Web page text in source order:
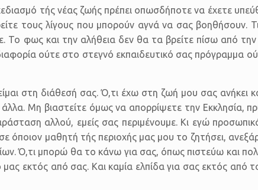
τής νέας ζωής πρέπει οπωσδήποτε να έχετε
τους λίγους που μπορούν αγνά να σας βοηθήσουν.
Το φως και την αλήθεια δεν θα τα βρείτε πίσω από
ούτε στο στεγνό εκπαιδευτικό σας πρόγραμμα
στη διάθεσή σας. Ό,τι έχω στη ζωή μου σας ανήκει
Μη βιαστείτε όμως να απορρίψετε την Εκκλησία,
αλλού, εμείς σας περιμένουμε. Κι εγώ
όποιον μαθητή τής περιοχής μας μου το ζητήσει,
Ό,τι μπορώ θα το κάνω για σας, όπως πιστεύω και
εκτός από σας. Και καμία ελπίδα για σας εκτός από